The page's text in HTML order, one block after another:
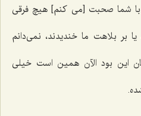
با شما صحبت [می كنم‌] هیچ فرقی
بر بلاهت ما خندیدند، نمی‌دانم
این بود الآن همین است خیلی